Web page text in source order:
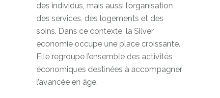
de la durée de vie modifie les besoins
des individus, mais aussi l’organisation
des services, des logements et des
soins. Dans ce contexte, la Silver
économie occupe une place croissante.
Elle regroupe l’ensemble des activités
économiques destinées à accompagner